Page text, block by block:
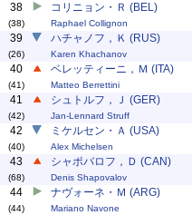
38
(38)
コリニョン・Ｒ (BEL)
Raphael Collignon
39
(26)
ハチャノフ，Ｋ (RUS)
Karen Khachanov
40
(41)
ベレッティーニ，Ｍ (ITA)
Matteo Berrettini
41
(42)
シュトルフ，Ｊ (GER)
Jan-Lennard Struff
42
(40)
ミケルセン・Ａ (USA)
Alex Michelsen
43
(68)
シャポバロフ，Ｄ (CAN)
Denis Shapovalov
44
(44)
ナヴォーネ・Ｍ (ARG)
Mariano Navone